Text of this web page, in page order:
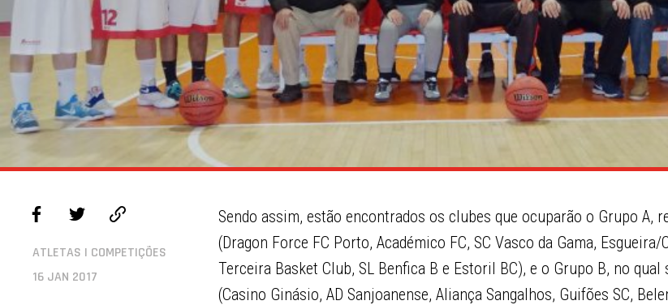
ATLETAS | COMPETIÇÕES
16 JAN 2017
Sendo assim, estão encontrados os clubes que ocuparão o Grupo A,
(Dragon Force FC Porto, Académico FC, SC Vasco da Gama, Esgueira/
Terceira Basket Club, SL Benfica B e Estoril BC), e o Grupo B, no
(Casino Ginásio, AD Sanjoanense, Aliança Sangalhos, Guifões SC,